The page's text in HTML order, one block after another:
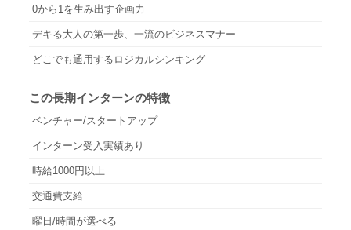
0から1を生み出す企画力
デキる大人の第一歩、一流のビジネスマナー
どこでも通用するロジカルシンキング
この長期インターンの特徴
ベンチャー/スタートアップ
インターン受入実績あり
時給1000円以上
交通費支給
曜日/時間が選べる